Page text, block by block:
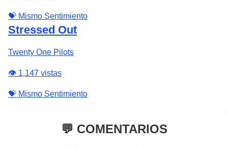
💝 Mismo Sentimiento
Stressed Out
Twenty One Pilots
👁️ 1,147 vistas
💝 Mismo Sentimiento
💬 COMENTARIOS